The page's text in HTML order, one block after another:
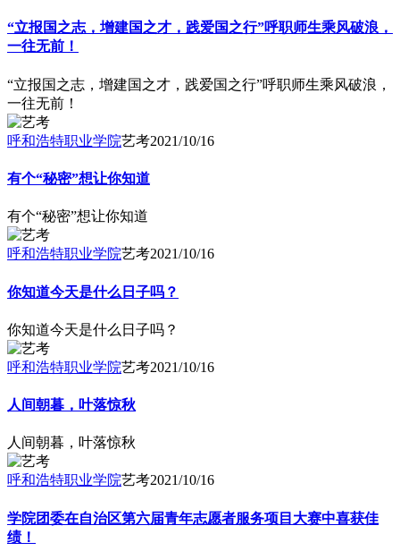
“立报国之志，增建国之才，践爱国之行”呼职师生乘风破浪，
一往无前！
“立报国之志，增建国之才，践爱国之行”呼职师生乘风破浪，
一往无前！
呼和浩特职业学院艺考2021/10/16
有个“秘密”想让你知道
有个“秘密”想让你知道
呼和浩特职业学院艺考2021/10/16
你知道今天是什么日子吗？
你知道今天是什么日子吗？
呼和浩特职业学院艺考2021/10/16
人间朝暮，叶落惊秋
人间朝暮，叶落惊秋
呼和浩特职业学院艺考2021/10/16
学院团委在自治区第六届青年志愿者服务项目大赛中喜获佳
绩！